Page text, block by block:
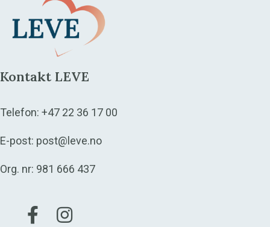
Kontakt LEVE
Telefon: +47 22 36 17 00
E-post: post@leve.no
Org. nr: 981 666 437
Gå til vår Facebook
Gå til vår Instagram